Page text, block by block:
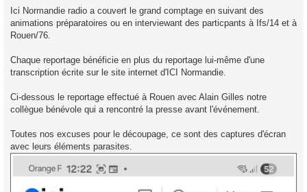
g
e
Ici Normandie radio a couvert le grand comptage en suivant des
animations préparatoires ou en interviewant des particpants à Ifs/14 et à
Rouen/76.
Chaque reportage bénéficie en plus du reportage lui-même d'une
transcription écrite sur le site internet d'ICI Normandie.
Ci-dessous le reportage effectué à Rouen avec Alain Gilles notre
collègue bénévole qui a rencontré la presse avant l'événement.
Toutes nos excuses pour le découpage, ce sont des captures d'écran
avec leurs éléments parasites.